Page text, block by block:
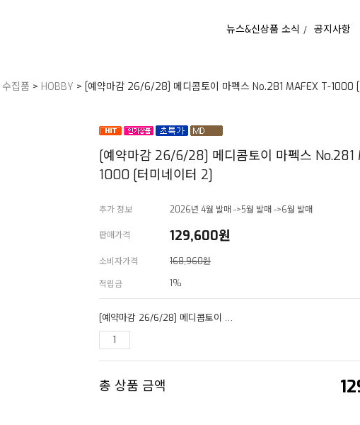
뉴스&신상품 소식 공지사항
수집품 > HOBBY > [예약마감 26/6/28] 메디콤토이 마펙스 No.281 MAFEX T-1000
[예약마감 26/6/28] 메디콤토이 마펙스 No.281
1000 [터미네이터 2]
추가 정보 2026년 4월 발매 ->5월 발매 ->6월 발매
판매가격 129,600원
소비자가격
168,960원
적립금
1%
[예약마감 26/6/28] 메디콤토이 마펙스 No.281 MAFEX T-1000 [터미네이터 2]
총 상품 금액